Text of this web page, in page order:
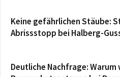
Keine gefährlichen Stäube:
Abrissstopp bei Halberg-
Deutliche Nachfrage: Warum